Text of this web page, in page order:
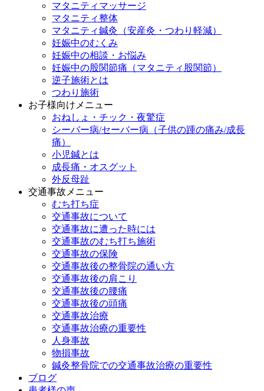
マタニティマッサージ
マタニティ整体
マタニティ鍼灸（安産灸・つわり軽減）
妊娠中のむくみ
妊娠中の相談・お悩み
妊娠中の股関節痛（マタニティ股関節）
逆子施術とは
つわり施術
お子様向けメニュー
おねしょ・チック・夜驚症
シーバー病/セーバー病（子供の踵の痛み/成長
痛）
小児鍼とは
成長痛・オスグット
外反母趾
交通事故メニュー
むち打ち症
交通事故について
交通事故に遭った時には
交通事故のむち打ち施術
交通事故の保険
交通事故後の整骨院の通い方
交通事故後の肩こり
交通事故後の腰痛
交通事故後の頭痛
交通事故治療
交通事故治療の重要性
人身事故
物損事故
鍼灸整骨院での交通事故治療の重要性
ブログ